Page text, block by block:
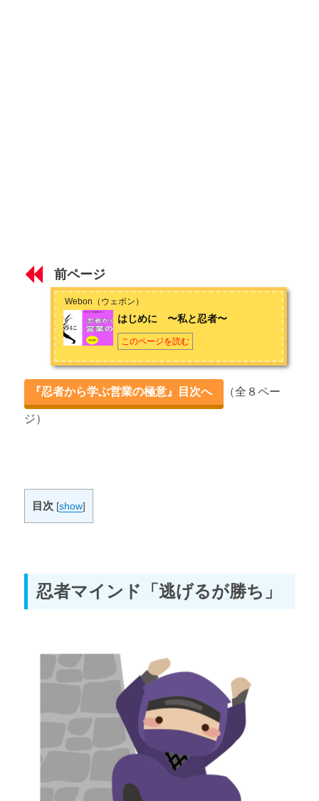
忍者流人脈術
前ページ
Webon（ウェボン）
はじめに 〜私と忍者〜
このページを読む
『忍者から学ぶ営業の極意』目次へ （全８ペー
ジ）
目次 [show]
忍者マインド「逃げるが勝ち」